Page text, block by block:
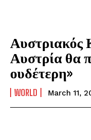
Αυστριακός
Αυστρία θα
ουδέτερη»
WORLD March 11,